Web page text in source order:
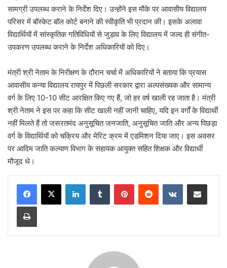
सामग्री उपलब्ध कराने के निर्देश दिए। उन्होंने इस मौके पर आवासीय विद्यालय
परिसर में बॉस्केट बॉल कोर्ट बनाने की स्वीकृति भी प्रदान की। इसके अलावा
विद्यार्थियों में सांस्कृतिक गतिविधियों से जुड़ाव के लिए विद्यालय में जल्द ही संगीत-
उपकरण उपलब्ध कराने के निर्देश अधिकारियों को दिए।
मंत्री श्री नेताम के निरीक्षण के दौरान चर्चा में अधिकारियों ने बताया कि प्रयास
आवासीय कन्या विद्यालय रायपुर में पिछली सरकार द्वारा अल्पसंख्यक और सामान्य
वर्ग के लिए 10-10 सीट आरक्षित किए गए हैं, जो हर वर्ष खाली रह जाता है। मंत्री
श्री नेताम ने इस पर कहा कि सीट खाली नहीं जानी चाहिए, यदि इन वर्गों के विद्यार्थी
नहीं मिलते हैं तो जरूरतमंद अनुसूचित जनजाति, अनुसूचित जाति और अन्य पिछड़ा
वर्ग के विद्यार्थियों को चक्रिय और मेरिट क्रम में एडमिशन दिया जाए। इस अवसर
पर आदिम जाति कल्याण विभाग के सहायक आयुक्त सहित शिक्षक और विद्यार्थी
मौजूद थे।
LinkedInTumblr PinterestReddit VKontakteShare via Email
Print